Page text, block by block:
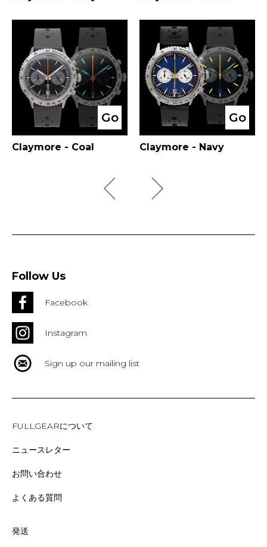
Go
Claymore - Coal
Go
Claymore - Navy
Follow Us
Facebook
Instagram
Sign up our mailing list
FULLGEARについて
ニュースレター
お問い合わせ
よくある質問
発送